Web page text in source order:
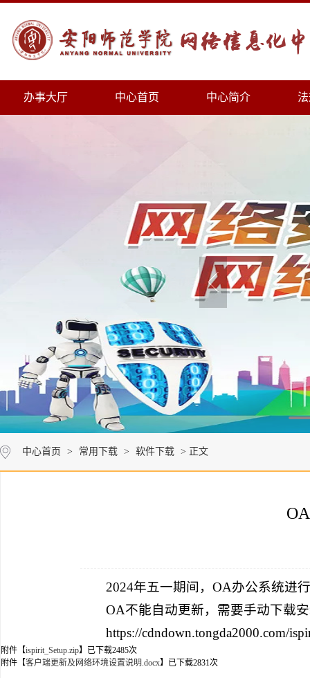
办事大厅 中心首页 中心简介
中心首页 > 常用下载 > 软件下载 > 正文
2024年五一期间，OA办公系统进
OA不能自动更新，需要手动下载
https://cdndown.tongda2000.com/
附件【ispirit_Setup.zip】已下载2485次
附件【客户端更新及网络环境设置说明.docx】已下载2831次